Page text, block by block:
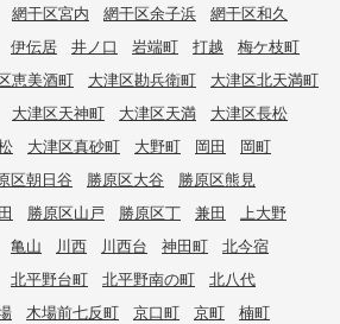
網干区宮内 網干区余子浜
網干区和久
伊伝居 井ノ口 岩端町 打越
梅ケ枝町
恵美酒町 大津区勘兵衛町
大津区北天満町
大津区天神町 大津区天満
大津区長松
大津区真砂町 大野町 岡田
岡町
区朝日谷 勝原区大谷
勝原区熊見
勝原区山戸 勝原区丁 兼田
上大野
亀山 川西 川西台 神田町
北今宿
北平野台町 北平野南の町
北八代
木場前七反町 京口町 京町
楠町